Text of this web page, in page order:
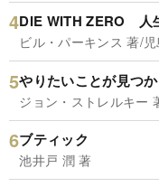
DIE WITH ZERO 人
ビル・パーキンス 著/
やりたいことが見つ
ジョン・ストレルキー
ブティック
池井戸 潤 著